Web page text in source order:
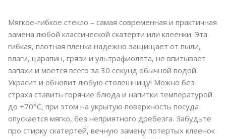
Мягкое-гибкое стекло – самая современная и практичная
замена любой классической скатерти или клеенки. Эта
гибкая, плотная пленка надежно защищает от пыли,
влаги, царапин, грязи и ультрафиолета, не впитывает
запахи и моется всего за 30 секунд обычной водой.
Украсит и обновит любую столешницу! Можно без
страха ставить горячие блюда и напитки температурой
до +70°C, при этом на укрытую поверхность посуда
опускается мягко, без неприятного дребезга. Забудьте
про стирку скатертей, вечную замену потертых клеенок